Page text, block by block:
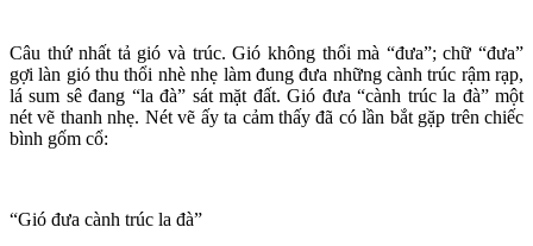
Câu thứ nhất tả gió và trúc. Gió không thổi mà “đưa”; chữ “đưa”
gợi làn gió thu thổi nhè nhẹ làm đung đưa những cành trúc rậm rạp,
lá sum sê đang “la đà” sát mặt đất. Gió đưa “cành trúc la đà” một
nét vẽ thanh nhẹ. Nét vẽ ấy ta cảm thấy đã có lần bắt gặp trên chiếc
bình gốm cổ:
“Gió đưa cành trúc la đà”